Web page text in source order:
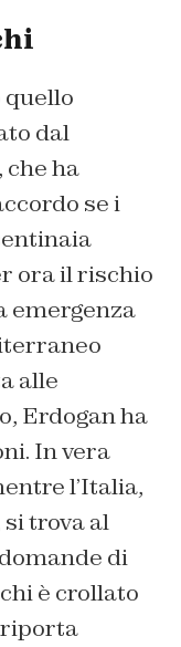
quello
dal
ha
se i
ora il rischio
emergenza
alle
Erdogan ha
In vera
l’Italia,
trova al
di
è crollato
riporta